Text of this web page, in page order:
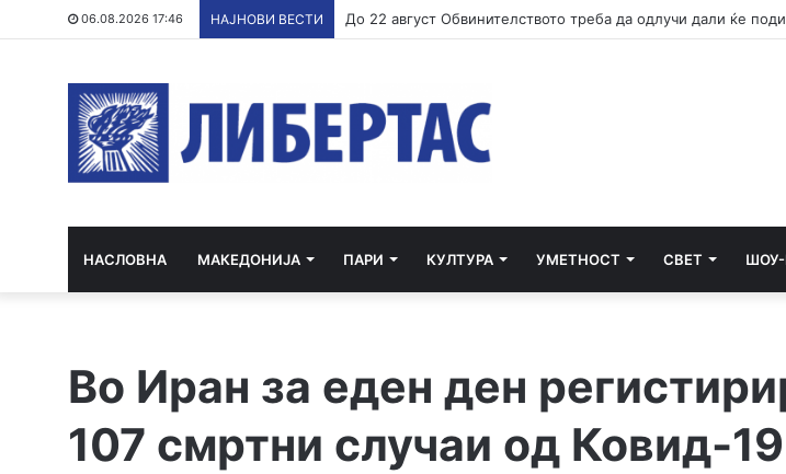
06.08.2026 17:46 НАЈНОВИ ВЕСТИ
НАСЛОВНА МАКЕДОНИЈА ПАРИ КУЛТУРА УМЕТНОСТ СВЕТ
Во Иран за еден ден
107 смртни случаи од Ковид-19